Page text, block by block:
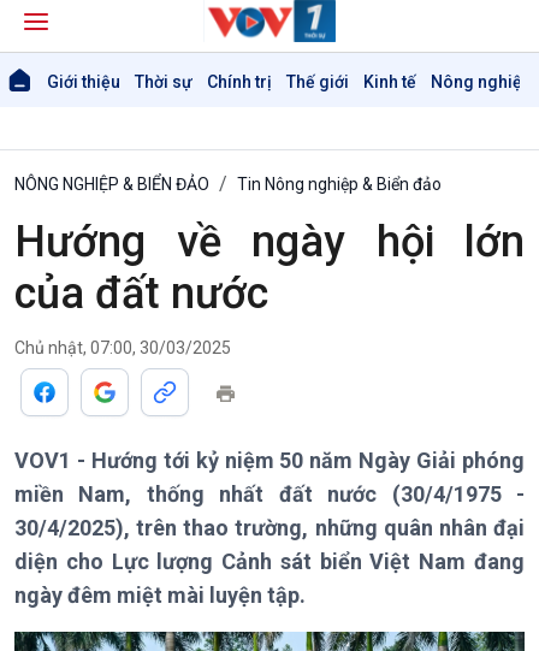
Giới thiệu Thời sự Chính trị Thế giới Kinh tế Nông nghiệp
Giới thiệu
Thời sự
Thời sự 6h
Thời sự 12h
Thời sự 18h
NÔNG NGHIỆP & BIỂN ĐẢO Tin Nông nghiệp & Biển đảo
Hướng về ngày hội lớn
của đất nước
Chủ nhật, 07:00, 30/03/2025
VOV1 - Hướng tới kỷ niệm 50 năm Ngày Giải phóng
miền Nam, thống nhất đất nước (30/4/1975 -
30/4/2025), trên thao trường, những quân nhân đại
diện cho Lực lượng Cảnh sát biển Việt Nam đang
ngày đêm miệt mài luyện tập.